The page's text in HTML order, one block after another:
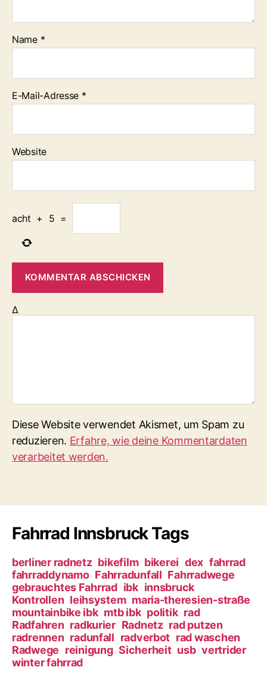
Name *
E-Mail-Adresse *
Website
acht + 5 =
Δ
Diese Website verwendet Akismet, um Spam zu
reduzieren. Erfahre, wie deine Kommentardaten
verarbeitet werden.
Fahrrad Innsbruck Tags
berliner radnetz bikefilm bikerei dex fahrrad
fahrraddynamo Fahrradunfall Fahrradwege
gebrauchtes Fahrrad ibk innsbruck
Kontrollen leihsystem maria-theresien-straße
mountainbike ibk mtb ibk politik rad
Radfahren radkurier Radnetz rad putzen
radrennen radunfall radverbot rad waschen
Radwege reinigung Sicherheit usb vertrider
winter fahrrad